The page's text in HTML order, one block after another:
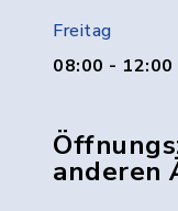
Freitag
08:00 - 12:00
anderen